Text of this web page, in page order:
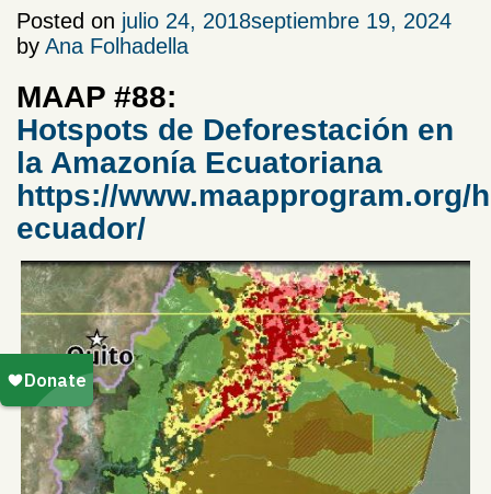
Posted on julio 24, 2018septiembre 19, 2024
by Ana Folhadella
MAAP #88:
Hotspots de Deforestación en
la Amazonía Ecuatoriana
https://www.maapprogram.org/
ecuador/